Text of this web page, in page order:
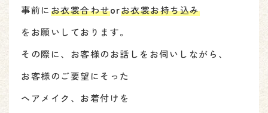
事前にお衣裳合わせorお衣裳お持ち込み
をお願いしております。
その際に、お客様のお話しをお伺いしながら、
お客様のご要望にそった
ヘアメイク、お着付けを